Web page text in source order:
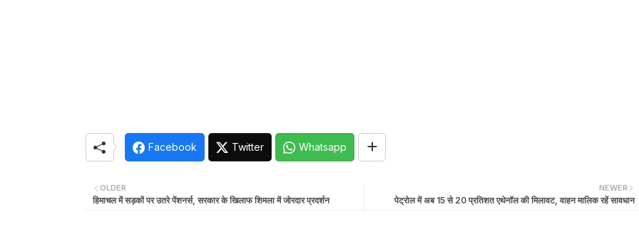
Facebook Twitter Whatsapp
NEWER
पेट्रोल में अब 15 से 20 प्रतिशत एथेनॉल की मिलावट, वाहन मालिक रहें सावधान
OLDER
हिमाचल में सड़कों पर उतरे पेंशनर्स, सरकार के खिलाफ शिमला में जोरदार प्रदर्शन